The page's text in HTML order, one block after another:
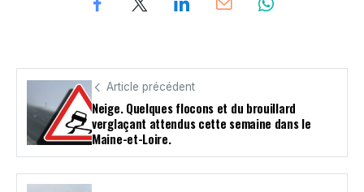
Article précédent
Neige. Quelques flocons et du brouillard
verglaçant attendus cette semaine dans le
Maine-et-Loire.